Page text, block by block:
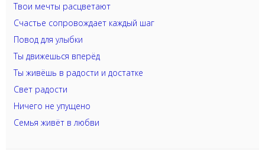
Твои мечты расцветают
Счастье сопровождает каждый шаг
Повод для улыбки
Ты движешься вперёд
Ты живёшь в радости и достатке
Свет радости
Ничего не упущено
Семья живёт в любви